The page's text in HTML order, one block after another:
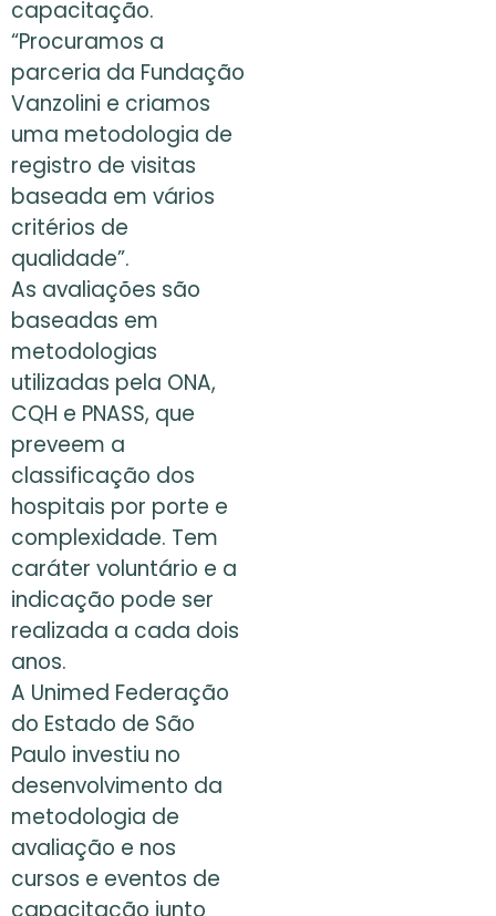
capacitação.
“Procuramos a
parceria da Fundação
Vanzolini e criamos
uma metodologia de
registro de visitas
baseada em vários
critérios de
qualidade”.
As avaliações são
baseadas em
metodologias
utilizadas pela ONA,
CQH e PNASS, que
preveem a
classificação dos
hospitais por porte e
complexidade. Tem
caráter voluntário e a
indicação pode ser
realizada a cada dois
anos.
A Unimed Federação
do Estado de São
Paulo investiu no
desenvolvimento da
metodologia de
avaliação e nos
cursos e eventos de
capacitação junto